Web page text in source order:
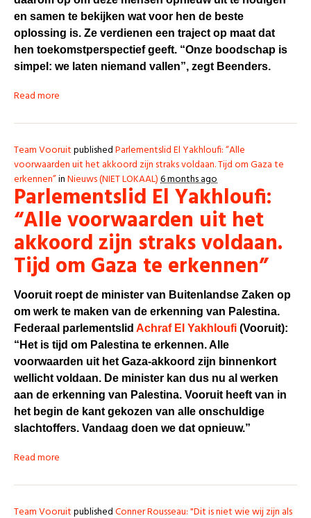
en samen te bekijken wat voor hen de beste
oplossing is. Ze verdienen een traject op maat dat
hen toekomstperspectief geeft. “Onze boodschap is
simpel: we laten niemand vallen”, zegt Beenders.
Read more
Team VooruitpublishedParlementslid El Yakhloufi: “Alle
voorwaarden uit het akkoord zijn straks voldaan. Tijd om Gaza te
erkennen”inNieuws (NIET LOKAAL)6 months ago
Parlementslid El Yakhloufi:
“Alle voorwaarden uit het
akkoord zijn straks voldaan.
Tijd om Gaza te erkennen”
Vooruit roept de minister van Buitenlandse Zaken op
om werk te maken van de erkenning van Palestina.
Federaal parlementslid Achraf El Yakhloufi (Vooruit):
“Het is tijd om Palestina te erkennen. Alle
voorwaarden uit het Gaza-akkoord zijn binnenkort
wellicht voldaan. De minister kan dus nu al werken
aan de erkenning van Palestina. Vooruit heeft van in
het begin de kant gekozen van alle onschuldige
slachtoffers. Vandaag doen we dat opnieuw.”
Read more
Team VooruitpublishedConner Rousseau: "Dit is niet wie wij zijn als